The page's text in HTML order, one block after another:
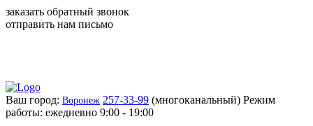
заказать обратный звонок
отправить нам письмо
Ваш город: Воронеж 257-33-99 (многоканальный) Режим
работы: ежедневно 9:00 - 19:00